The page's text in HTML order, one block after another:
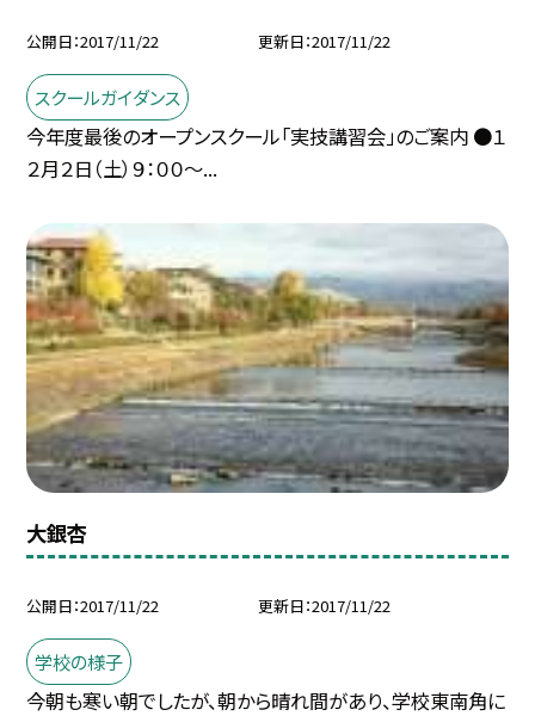
公開日 2017/11/22 更新日 2017/11/22
スクールガイダンス
今年度最後のオープンスクール「実技講習会」のご案内 ●１
２月２日（土）９：００〜...
大銀杏
公開日 2017/11/22 更新日 2017/11/22
学校の様子
今朝も寒い朝でしたが、朝から晴れ間があり、学校東南角に